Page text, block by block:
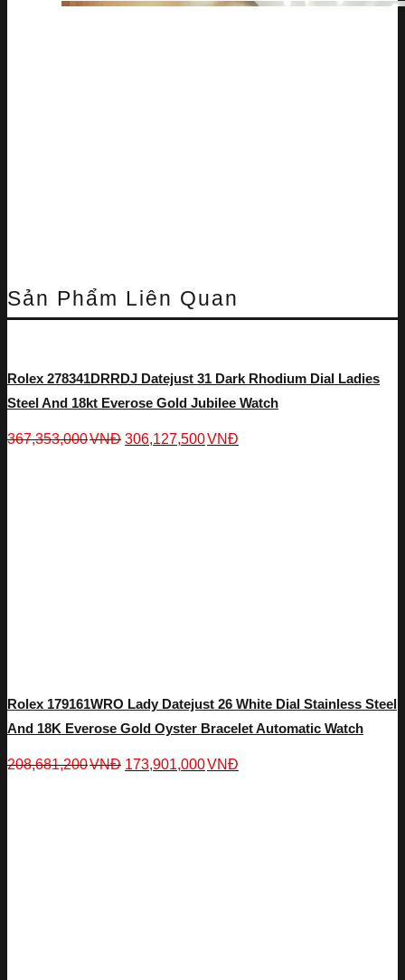
Sản Phẩm Liên Quan
Rolex 278341DRRDJ Datejust 31 Dark Rhodium Dial Ladies
Steel And 18kt Everose Gold Jubilee Watch
367,353,000VNĐ 306,127,500VNĐ
Rolex 179161WRO Lady Datejust 26 White Dial Stainless Steel
And 18K Everose Gold Oyster Bracelet Automatic Watch
208,681,200VNĐ 173,901,000VNĐ